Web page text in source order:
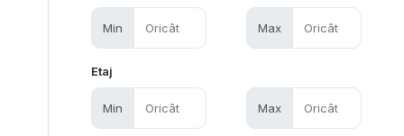
Min Max
Etaj
Min Max